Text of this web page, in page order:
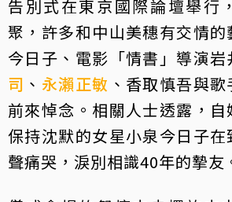
告別式在東京國際論壇舉行
聚，許多和中山美穗有交情
今日子、電影「情書」導演岩
司 、 永瀨正敏 、香取慎吾與
前來悼念。相關人士透露，
保持沈默的女星小泉今日子
聲痛哭，淚別相識40年的摯友